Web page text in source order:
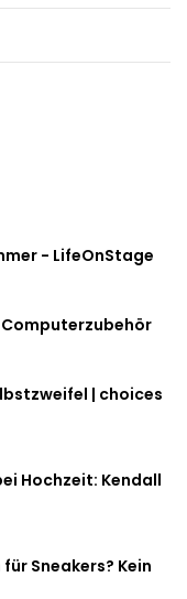
- LifeOnStage
Computerzubehör
| choices
Hochzeit: Kendall
Sneakers? Kein